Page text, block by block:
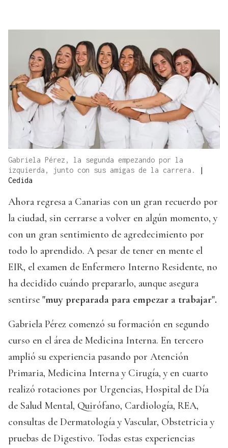
Gabriela Pérez, la segunda empezando por la
izquierda, junto con sus amigas de la carrera.
|
Cedida
Ahora regresa a Canarias con un gran recuerdo por
la ciudad, sin cerrarse a volver en algún momento, y
con un gran sentimiento de agredecimiento por
todo lo aprendido. A pesar de tener en mente el
EIR, el examen de Enfermero Interno Residente, no
ha decidido cuándo prepararlo, aunque asegura
sentirse "muy preparada para empezar a trabajar".
Gabriela Pérez comenzó su formación en segundo
curso en el área de Medicina Interna. En tercero
amplió su experiencia pasando por Atención
Primaria, Medicina Interna y Cirugía, y en cuarto
realizó rotaciones por Urgencias, Hospital de Día
de Salud Mental, Quirófano, Cardiología, REA,
consultas de Dermatología y Vascular, Obstetricia y
pruebas de Digestivo. Todas estas experiencias